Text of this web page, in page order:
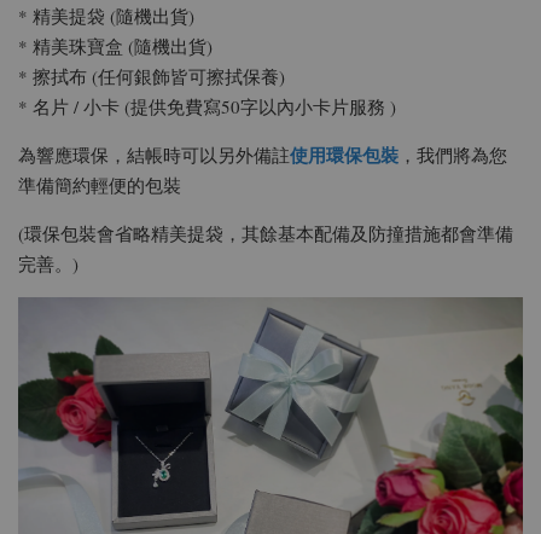
* 精美提袋 (隨機出貨)
* 精美珠寶盒 (隨機出貨)
* 擦拭布 (任何銀飾皆可擦拭保養)
* 名片 / 小卡 (提供免費寫50字以內小卡片服務 )
為響應環保，結帳時可以另外備註使用環保包裝 ，我們將為您
準備簡約輕便的包裝
(環保包裝會省略精美提袋，其餘基本配備及防撞措施都會準備
完善。)